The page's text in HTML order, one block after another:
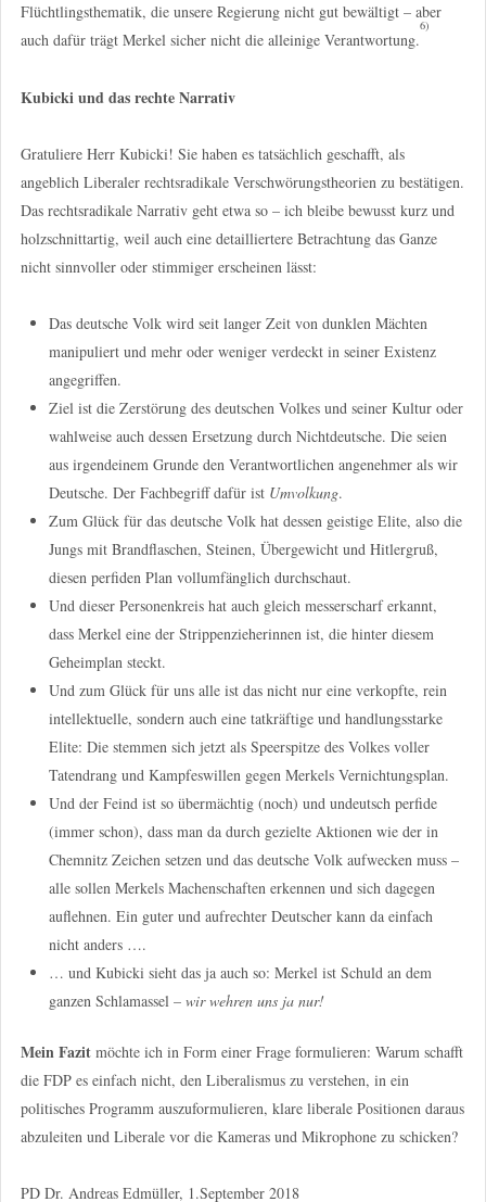
Flüchtlingsthematik, die unsere Regierung nicht gut bewältigt – aber
auch dafür trägt Merkel sicher nicht die alleinige Verantwortung.
6)
Kubicki und das rechte Narrativ
Gratuliere Herr Kubicki! Sie haben es tatsächlich geschafft, als
angeblich Liberaler rechtsradikale Verschwörungstheorien zu bestätigen.
Das rechtsradikale Narrativ geht etwa so – ich bleibe bewusst kurz und
holzschnittartig, weil auch eine detailliertere Betrachtung das Ganze
nicht sinnvoller oder stimmiger erscheinen lässt:
Das deutsche Volk wird seit langer Zeit von dunklen Mächten
manipuliert und mehr oder weniger verdeckt in seiner Existenz
angegriffen.
Ziel ist die Zerstörung des deutschen Volkes und seiner Kultur oder
wahlweise auch dessen Ersetzung durch Nichtdeutsche. Die seien
aus irgendeinem Grunde den Verantwortlichen angenehmer als wir
Deutsche. Der Fachbegriff dafür ist Umvolkung.
Zum Glück für das deutsche Volk hat dessen geistige Elite, also die
Jungs mit Brandflaschen, Steinen, Übergewicht und Hitlergruß,
diesen perfiden Plan vollumfänglich durchschaut.
Und dieser Personenkreis hat auch gleich messerscharf erkannt,
dass Merkel eine der Strippenzieherinnen ist, die hinter diesem
Geheimplan steckt.
Und zum Glück für uns alle ist das nicht nur eine verkopfte, rein
intellektuelle, sondern auch eine tatkräftige und handlungsstarke
Elite: Die stemmen sich jetzt als Speerspitze des Volkes voller
Tatendrang und Kampfeswillen gegen Merkels Vernichtungsplan.
Und der Feind ist so übermächtig (noch) und undeutsch perfide
(immer schon), dass man da durch gezielte Aktionen wie der in
Chemnitz Zeichen setzen und das deutsche Volk aufwecken muss –
alle sollen Merkels Machenschaften erkennen und sich dagegen
auflehnen. Ein guter und aufrechter Deutscher kann da einfach
nicht anders ….
… und Kubicki sieht das ja auch so: Merkel ist Schuld an dem
ganzen Schlamassel – wir wehren uns ja nur!
Mein Fazitmöchte ich in Form einer Frage formulieren: Warum schafft
die FDP es einfach nicht, den Liberalismus zu verstehen, in ein
politisches Programm auszuformulieren, klare liberale Positionen daraus
abzuleiten und Liberale vor die Kameras und Mikrophone zu schicken?
PD Dr. Andreas Edmüller, 1.September 2018